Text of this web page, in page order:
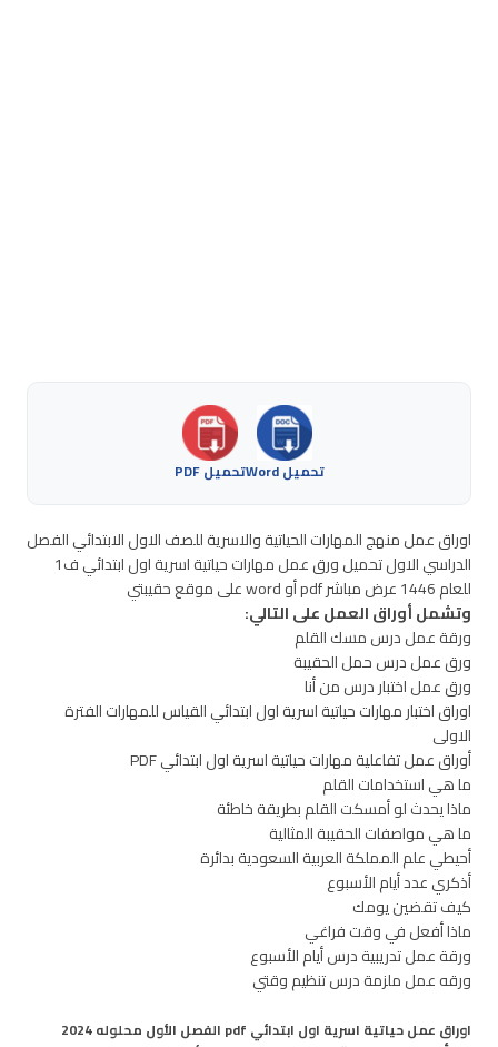
تحميل Word تحميل PDF
اوراق عمل منهج المهارات الحياتية والاسرية للصف الاول الابتدائي الفصل
الدراسي الاول تحميل ورق عمل مهارات حياتية اسرية اول ابتدائي ف1
للعام 1446 عرض مباشر pdf أو word على موقع حقيبتي
وتشمل أوراق العمل على التالي:
ورقة عمل درس مسك القلم
ورق عمل درس حمل الحقيبة
ورق عمل اختبار درس من أنا
اوراق اختبار مهارات حياتية اسرية اول ابتدائي القياس للمهارات الفترة
الاولى
أوراق عمل تفاعلية مهارات حياتية اسرية اول ابتدائي PDF
ما هي استخدامات القلم
ماذا يحدث لو أمسكت القلم بطريقة خاطئة
ما هي مواصفات الحقيبة المثالية
أحيطي علم المملكة العربية السعودية بدائرة
أذكري عدد أيام الأسبوع
كيف تقضين يومك
ماذا أفعل في وقت فراغي
ورقة عمل تدريبية درس أيام الأسبوع
ورقه عمل ملزمة درس تنظيم وقتي
اوراق عمل حياتية اسرية اول ابتدائي pdf الفصل الأول محلوله 2024